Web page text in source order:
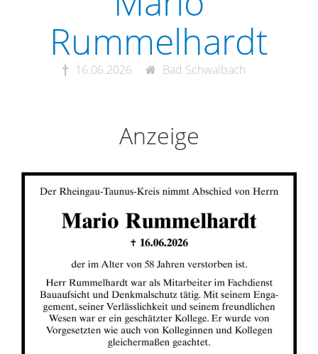
Rummelhardt
16.06.2026 Bad Schwalbach
Anzeige